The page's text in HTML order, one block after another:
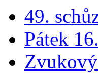
49.
Pátek